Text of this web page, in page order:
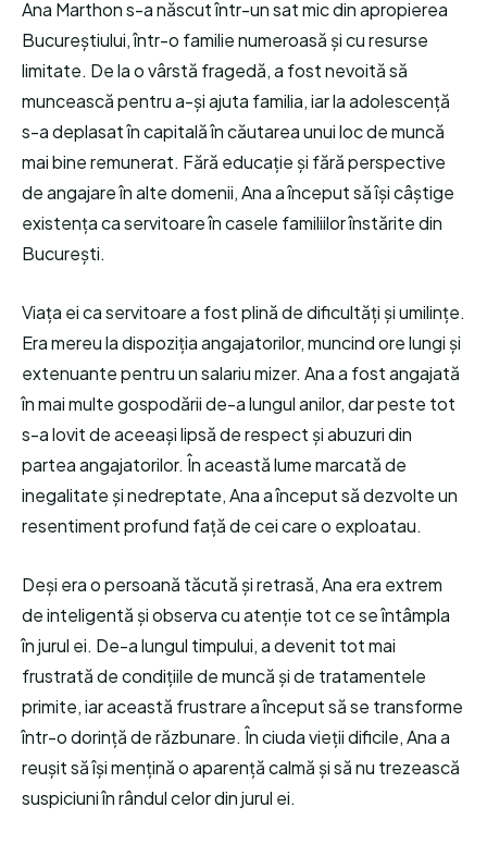
Ana Marthon s-a născut într-un sat mic din apropierea
Bucureștiului, într-o familie numeroasă și cu resurse
limitate. De la o vârstă fragedă, a fost nevoită să
muncească pentru a-și ajuta familia, iar la adolescență
s-a deplasat în capitală în căutarea unui loc de muncă
mai bine remunerat. Fără educație și fără perspective
de angajare în alte domenii, Ana a început să își câștige
existența ca servitoare în casele familiilor înstărite din
București.
Viața ei ca servitoare a fost plină de dificultăți și umilințe.
Era mereu la dispoziția angajatorilor, muncind ore lungi și
extenuante pentru un salariu mizer. Ana a fost angajată
în mai multe gospodării de-a lungul anilor, dar peste tot
s-a lovit de aceeași lipsă de respect și abuzuri din
partea angajatorilor. În această lume marcată de
inegalitate și nedreptate, Ana a început să dezvolte un
resentiment profund față de cei care o exploatau.
Deși era o persoană tăcută și retrasă, Ana era extrem
de inteligentă și observa cu atenție tot ce se întâmpla
în jurul ei. De-a lungul timpului, a devenit tot mai
frustrată de condițiile de muncă și de tratamentele
primite, iar această frustrare a început să se transforme
într-o dorință de răzbunare. În ciuda vieții dificile, Ana a
reușit să își mențină o aparență calmă și să nu trezească
suspiciuni în rândul celor din jurul ei.